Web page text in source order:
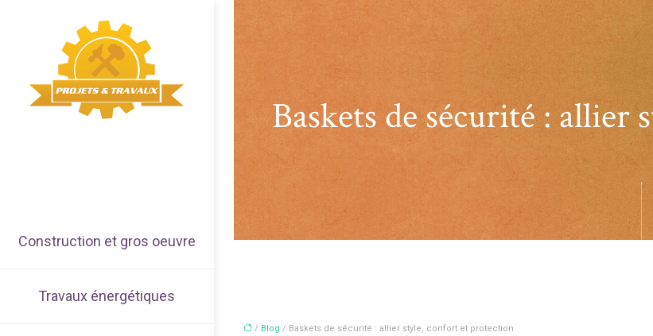
Construction et gros oeuvre
Travaux énergétiques
Baskets de sécurité :
/ Blog / Baskets de sécurité : allier style, confort et protection